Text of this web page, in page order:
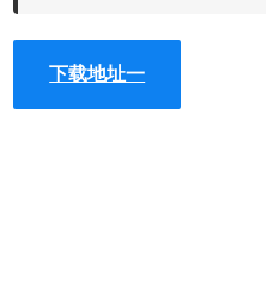
下载地址一